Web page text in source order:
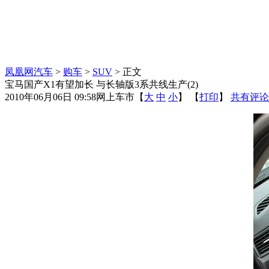
凤凰网汽车 > 购车 > SUV > 正文
宝马国产X1有望加长 与长轴版3系共线生产(2)
2010年06月06日 09:58网上车市 【 大 中 小】 【打印 】 共有评论